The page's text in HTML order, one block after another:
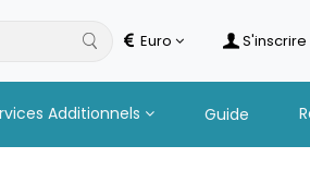
Euro S'inscrire
Additionnels Guide